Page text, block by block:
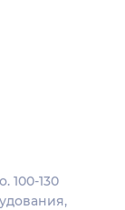
100-130